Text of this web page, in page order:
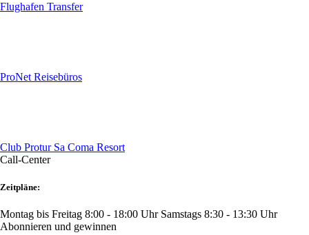
Flughafen Transfer
ProNet Reisebüros
Club Protur Sa Coma Resort
Call-Center
Zeitpläne:
Montag bis Freitag 8:00 - 18:00 Uhr Samstags 8:30 - 13:30 Uhr
Abonnieren und gewinnen